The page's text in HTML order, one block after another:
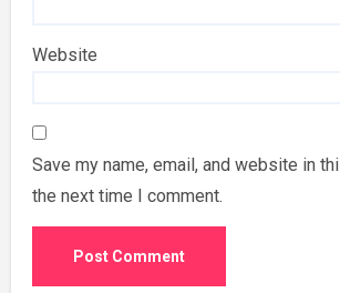
Website
Save my name, email, and website in
the next time I comment.